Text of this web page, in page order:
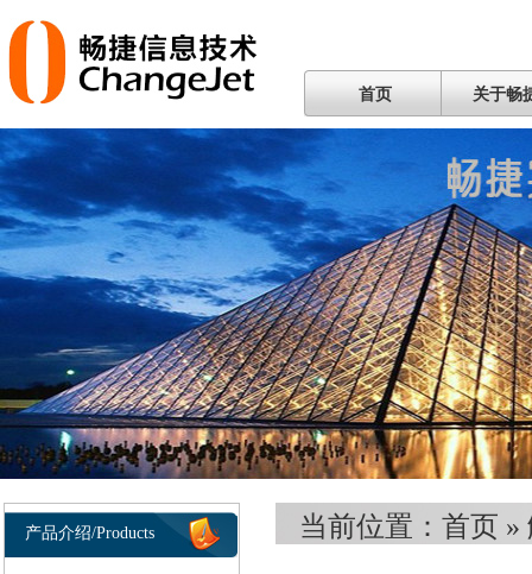
首页 关于畅
产品介绍/Products 当前位置： 首页 »